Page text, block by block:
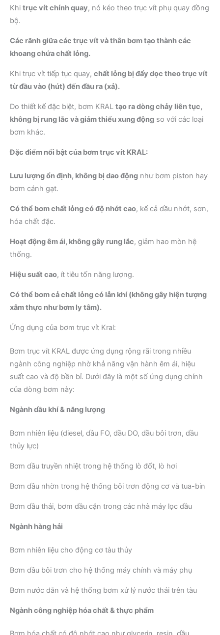
Khi trục vít chính quay, nó kéo theo trục vít phụ quay đồng
bộ.
Các rãnh giữa các trục vít và thân bơm tạo thành các
khoang chứa chất lỏng.
Khi trục vít tiếp tục quay, chất lỏng bị đẩy dọc theo trục vít
từ đầu vào (hút) đến đầu ra (xả).
Do thiết kế đặc biệt, bơm KRAL tạo ra dòng chảy liên tục,
không bị rung lắc và giảm thiểu xung động so với các loại
bơm khác.
Đặc điểm nổi bật của bơm trục vít KRAL:
Lưu lượng ổn định, không bị dao động như bơm piston hay
bơm cánh gạt.
Có thể bơm chất lỏng có độ nhớt cao, kể cả dầu nhớt, sơn,
hóa chất đặc.
Hoạt động êm ái, không gây rung lắc, giảm hao mòn hệ
thống.
Hiệu suất cao, ít tiêu tốn năng lượng.
Có thể bơm cả chất lỏng có lẫn khí (không gây hiện tượng
xâm thực như bơm ly tâm).
Ứng dụng của bơm trục vít Kral:
Bơm trục vít KRAL được ứng dụng rộng rãi trong nhiều
ngành công nghiệp nhờ khả năng vận hành êm ái, hiệu
suất cao và độ bền bỉ. Dưới đây là một số ứng dụng chính
của dòng bơm này:
Ngành dầu khí & năng lượng
Bơm nhiên liệu (diesel, dầu FO, dầu DO, dầu bôi trơn, dầu
thủy lực)
Bơm dầu truyền nhiệt trong hệ thống lò đốt, lò hơi
Bơm dầu nhờn trong hệ thống bôi trơn động cơ và tua-bin
Bơm dầu thải, bơm dầu cặn trong các nhà máy lọc dầu
Ngành hàng hải
Bơm nhiên liệu cho động cơ tàu thủy
Bơm dầu bôi trơn cho hệ thống máy chính và máy phụ
Bơm nước dằn và hệ thống bơm xử lý nước thải trên tàu
Ngành công nghiệp hóa chất & thực phẩm